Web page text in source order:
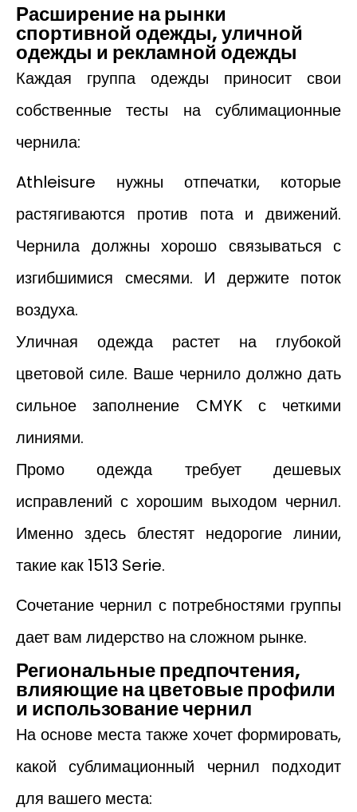
Расширение на рынки
спортивной одежды, уличной
одежды и рекламной одежды
Каждая группа одежды приносит свои
собственные тесты на сублимационные
чернила:
Athleisure нужны отпечатки, которые
растягиваются против пота и движений.
Чернила должны хорошо связываться с
изгибшимися смесями. И держите поток
воздуха.
Уличная одежда растет на глубокой
цветовой силе. Ваше чернило должно дать
сильное заполнение CMYK с четкими
линиями.
Промо одежда требует дешевых
исправлений с хорошим выходом чернил.
Именно здесь блестят недорогие линии,
такие как 1513 Serie.
Сочетание чернил с потребностями группы
дает вам лидерство на сложном рынке.
Региональные предпочтения,
влияющие на цветовые профили
и использование чернил
На основе места также хочет формировать,
какой сублимационный чернил подходит
для вашего места: